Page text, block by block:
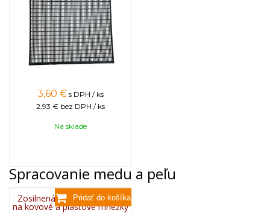
3,60 € s DPH / ks
2,93 € bez DPH / ks
Na sklade
Spracovanie medu a peľu
Zosilnená plastová škrabka
na kovové a plastové mriežky